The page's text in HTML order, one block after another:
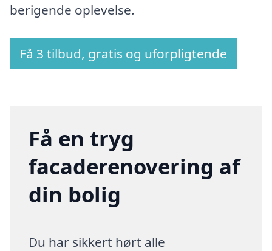
berigende oplevelse.
Få 3 tilbud, gratis og uforpligtende
Få en tryg
facaderenovering af
din bolig
Du har sikkert hørt alle